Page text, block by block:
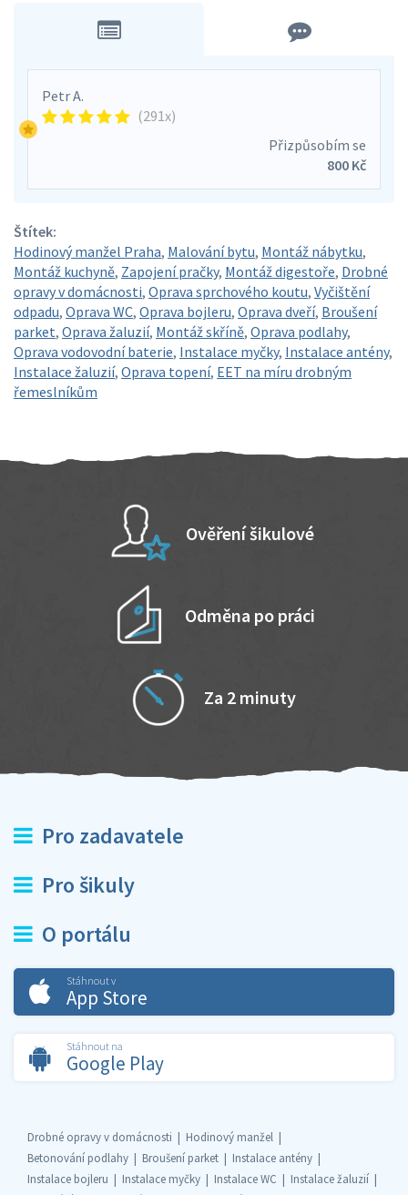
Petr A.
(291x)
Přizpůsobím se
800 Kč
Štítek:
Hodinový manžel Praha, Malování bytu, Montáž nábytku,
Montáž kuchyně, Zapojení pračky, Montáž digestoře, Drobné
opravy v domácnosti, Oprava sprchového koutu, Vyčištění
odpadu, Oprava WC, Oprava bojleru, Oprava dveří, Broušení
parket, Oprava žaluzií, Montáž skříně, Oprava podlahy,
Oprava vodovodní baterie, Instalace myčky, Instalace antény,
Instalace žaluzií, Oprava topení, EET na míru drobným
řemeslníkům
Ověření šikulové
Odměna po práci
Za 2 minuty
Pro zadavatele
Pro šikuly
O portálu
Stáhnout v
App Store
Stáhnout na
Google Play
Drobné opravy v domácnosti
Hodinový manžel
Betonování podlahy
Broušení parket
Instalace antény
Instalace bojleru
Instalace myčky Instalace WC
Instalace žaluzií